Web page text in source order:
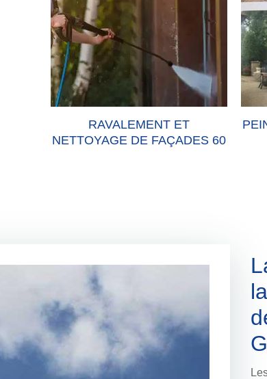
RAVALEMENT ET
NETTOYAGE DE FAÇADES 60